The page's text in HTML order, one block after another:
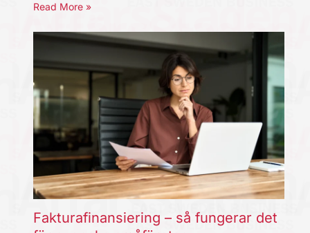
Read More »
Fakturafinansiering – så fungerar det